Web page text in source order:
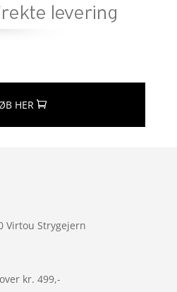
HER
Virtou Strygejern
kr. 499,-